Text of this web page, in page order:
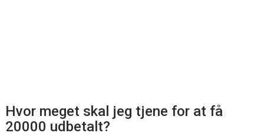
Hvor meget skal jeg tjene for at få
20000 udbetalt?